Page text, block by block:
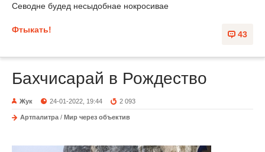
Севодне будед несыдобнае нокросивае
43
Фтыкать!
Бахчисарай в Рождество
Жук 24-01-2022, 19:44 2 093
Артпалитра / Мир через объектив